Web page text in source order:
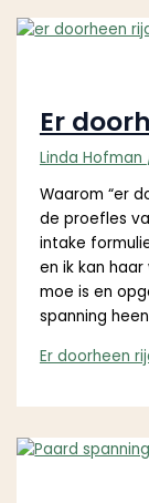
Er
Linda Hofman
Waarom “er
de proefles
intake
en ik kan
moe is en
spanning
Er doorheen